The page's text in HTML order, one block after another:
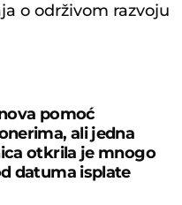
o održivom razvoju
pomoć
ali jedna
otkrila je mnogo
datuma isplate